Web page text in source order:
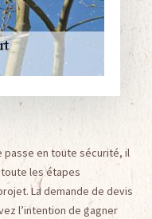
passe en toute sécurité, il
les étapes
La demande de devis
l’intention de gagner